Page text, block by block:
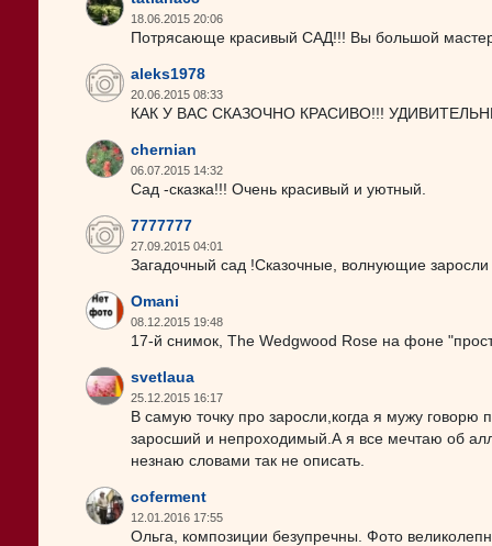
18.06.2015 20:06
Потрясающе красивый САД!!! Вы большой
aleks1978
20.06.2015 08:33
КАК У ВАС СКАЗОЧНО КРАСИВО!!!
chernian
06.07.2015 14:32
Сад -сказка!!! Очень красивый и уютный.
7777777
27.09.2015 04:01
Загадочный сад !Сказочные, волнующие заросли
Omani
08.12.2015 19:48
17-й снимок, The Wedgwood Rose на фоне
svetlaua
25.12.2015 16:17
В самую точку про заросли,когда я мужу говорю
заросший и непроходимый.А я все мечтаю об
незнаю словами так не описать.
coferment
12.01.2016 17:55
Ольга, композиции безупречны. Фото